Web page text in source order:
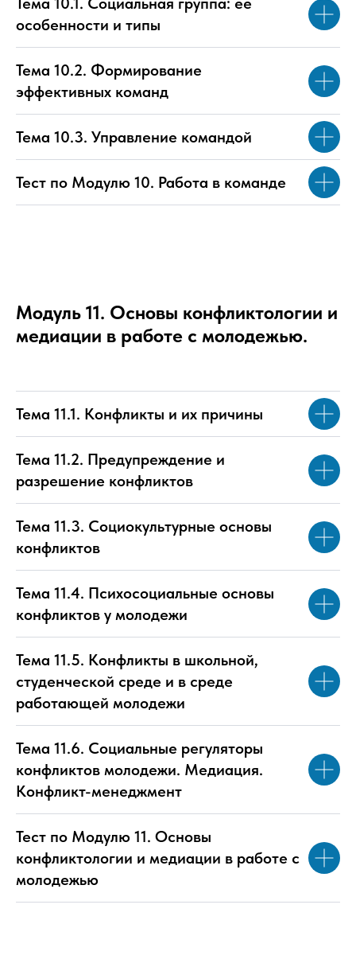
особенности и типы
Тема 10.2. Формирование
эффективных команд
Тема 10.3. Управление командой
Тест по Модулю 10. Работа в команде
Модуль 11. Основы конфликтологии и
медиации в работе с молодежью.
Тема 11.1. Конфликты и их причины
Тема 11.2. Предупреждение и
разрешение конфликтов
Тема 11.3. Социокультурные основы
конфликтов
Тема 11.4. Психосоциальные основы
конфликтов у молодежи
Тема 11.5. Конфликты в школьной,
студенческой среде и в среде
работающей молодежи
Тема 11.6. Социальные регуляторы
конфликтов молодежи. Медиация.
Конфликт-менеджмент
Тест по Модулю 11. Основы
конфликтологии и медиации в работе с
молодежью